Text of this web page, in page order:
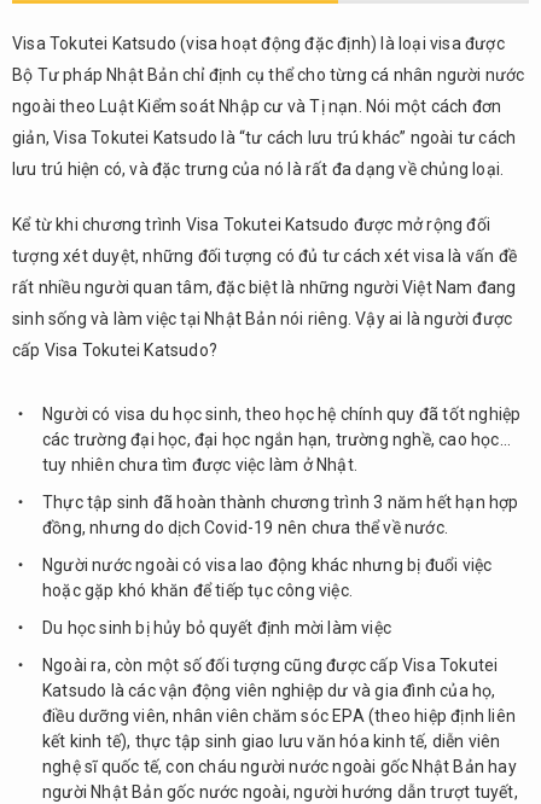
2.
Các loại
Visa
Tokutei
Visa
Tokutei
cho du
học
sinh loại
2.2.
Visa
Tokutei
Katsudo
cho du
học
sinh loại
2
2.3.
Visa
Tokutei
Katsudo
cho du
học
sinh loại
Visa Tokutei Katsudo (visa hoạt động đặc định) là loại visa được
Bộ Tư pháp Nhật Bản chỉ định cụ thể cho từng cá nhân người nước
ngoài theo Luật Kiểm soát Nhập cư và Tị nạn. Nói một cách đơn
giản, Visa Tokutei Katsudo là “tư cách lưu trú khác” ngoài tư cách
lưu trú hiện có, và đặc trưng của nó là rất đa dạng về chủng loại.
Kể từ khi chương trình Visa Tokutei Katsudo được mở rộng đối
tượng xét duyệt, những đối tượng có đủ tư cách xét visa là vấn đề
rất nhiều người quan tâm, đặc biệt là những người Việt Nam đang
sinh sống và làm việc tại Nhật Bản nói riêng. Vậy ai là người được
cấp Visa Tokutei Katsudo?
Người có visa du học sinh, theo học hệ chính quy đã tốt nghiệp
các trường đại học, đại học ngắn hạn, trường nghề, cao học…
tuy nhiên chưa tìm được việc làm ở Nhật.
Thực tập sinh đã hoàn thành chương trình 3 năm hết hạn hợp
đồng, nhưng do dịch Covid-19 nên chưa thể về nước.
Người nước ngoài có visa lao động khác nhưng bị đuổi việc
hoặc gặp khó khăn để tiếp tục công việc.
Du học sinh bị hủy bỏ quyết định mời làm việc
Ngoài ra, còn một số đối tượng cũng được cấp Visa Tokutei
Katsudo là các vận động viên nghiệp dư và gia đình của họ,
điều dưỡng viên, nhân viên chăm sóc EPA (theo hiệp định liên
kết kinh tế), thực tập sinh giao lưu văn hóa kinh tế, diễn viên
nghệ sĩ quốc tế, con cháu người nước ngoài gốc Nhật Bản hay
người Nhật Bản gốc nước ngoài, người hướng dẫn trượt tuyết,